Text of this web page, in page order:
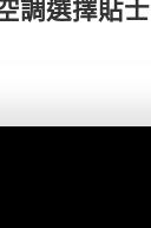
調選擇貼士